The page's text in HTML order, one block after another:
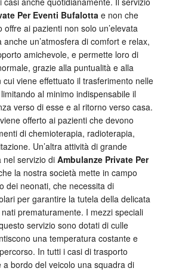
Per Eventi Bufalottae non che
offre ai pazienti non solo un’elevata
un’atmosfera di comfort e relax,
amichevole, e permette loro di
grazie alla puntualità e alla
viene effettuato il trasferimento nelle
al minimo indispensabile il
verso di esse e al ritorno verso casa.
offerto ai pazienti che devono
di chemioterapia, radioterapia,
Un’altra attività di grande
nel servizio diAmbulanze Private Per
la nostra società mette in campo
dei neonati, che necessita di
per garantire la tutela della delicata
prematuramente. I mezzi speciali
servizio sono dotati di culle
una temperatura costante e
In tutti i casi di trasporto
a bordo del veicolo una squadra di